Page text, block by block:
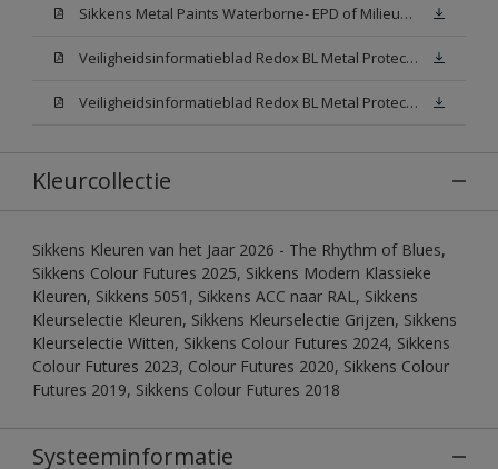
Sikkens Metal Paints Waterborne- EPD of Milieuproductverklaring
Veiligheidsinformatieblad Redox BL Metal Protect Satin N00 (MSDS)
Veiligheidsinformatieblad Redox BL Metal Protect Satin White W05 (MSDS)
Kleurcollectie
Sikkens Kleuren van het Jaar 2026 - The Rhythm of Blues,
Sikkens Colour Futures 2025, Sikkens Modern Klassieke
Kleuren, Sikkens 5051, Sikkens ACC naar RAL, Sikkens
Kleurselectie Kleuren, Sikkens Kleurselectie Grijzen, Sikkens
Kleurselectie Witten, Sikkens Colour Futures 2024, Sikkens
Colour Futures 2023, Colour Futures 2020, Sikkens Colour
Futures 2019, Sikkens Colour Futures 2018
Systeeminformatie